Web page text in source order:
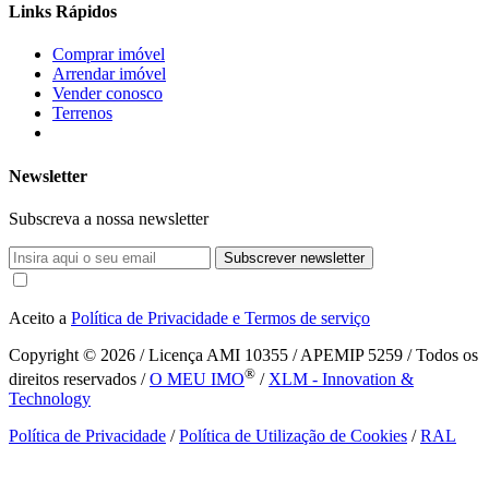
Links Rápidos
Comprar imóvel
Arrendar imóvel
Vender conosco
Terrenos
Newsletter
Subscreva a nossa newsletter
Subscrever newsletter
Aceito a Política de Privacidade e Termos de serviço
Copyright © 2026 / Licença AMI 10355 / APEMIP 5259 / Todos os
direitos reservados /O MEU IMO® / XLM - Innovation &
Technology
Política de Privacidade /Política de Utilização de Cookies /RAL